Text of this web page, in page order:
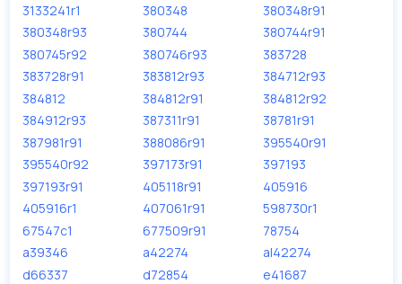
3133241r1
380348
380348r91
380348r93
380744
380744r91
380745r92
380746r93
383728
383728r91
383812r93
384712r93
384812
384812r91
384812r92
384912r93
387311r91
38781r91
387981r91
388086r91
395540r91
395540r92
397173r91
397193
397193r91
405118r91
405916
405916r1
407061r91
598730r1
67547c1
677509r91
78754
a39346
a42274
al42274
d66337
d72854
e41687